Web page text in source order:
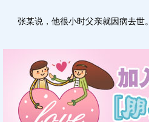
张某说，他很小时父亲就因病去世。